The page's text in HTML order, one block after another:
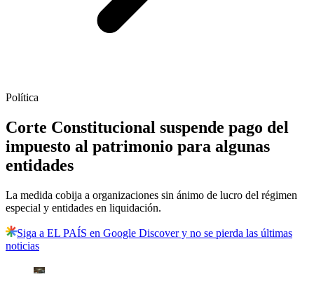
Política
Corte Constitucional suspende pago del
impuesto al patrimonio para algunas
entidades
La medida cobija a organizaciones sin ánimo de lucro del régimen
especial y entidades en liquidación.
Siga a EL PAÍS en Google Discover y no se pierda las últimas
noticias